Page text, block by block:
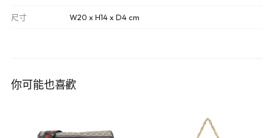
尺寸 W20 x H14 x D4 cm
你可能也喜歡